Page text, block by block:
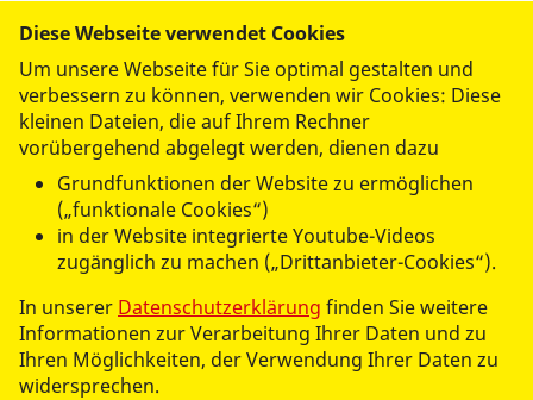
Jobs
Ambulanter Pflegedienst
Betreutes Wohnen
Hauskrankenpflege
Hausnotruf
Kurzzeitpflege
Seniorengerechtes Wohnen
Servicebüro
Senioreneinrichtung
Verhinderungpflege
BILDUNG
Diese Webseite verwendet Cookies
Um unsere Webseite für Sie optimal gestalten und
verbessern zu können, verwenden wir Cookies: Diese
kleinen Dateien, die auf Ihrem Rechner
vorübergehend abgelegt werden, dienen dazu
Grundfunktionen der Website zu ermöglichen
(„funktionale Cookies“)
in der Website integrierte Youtube-Videos
zugänglich zu machen („Drittanbieter-Cookies“).
In unserer Datenschutzerklärung finden Sie weitere
Informationen zur Verarbeitung Ihrer Daten und zu
Ihren Möglichkeiten, der Verwendung Ihrer Daten zu
widersprechen.